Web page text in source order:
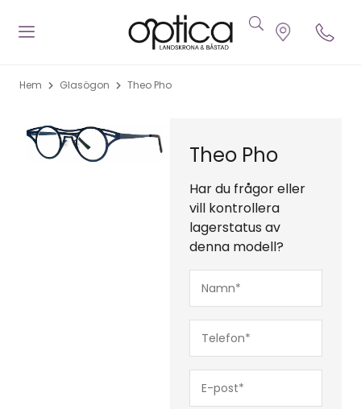
Hem Glasögon Theo Pho
Theo Pho
Har du frågor eller
vill kontrollera
lagerstatus av
denna modell?
post*